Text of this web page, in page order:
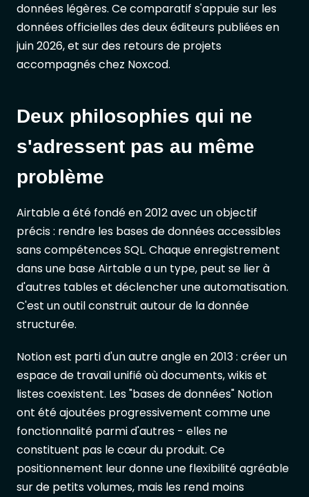
données légères. Ce comparatif s'appuie sur les
données officielles des deux éditeurs publiées en
juin 2026, et sur des retours de projets
accompagnés chez Noxcod.
Deux philosophies qui ne
s'adressent pas au même
problème
Airtable a été fondé en 2012 avec un objectif
précis : rendre les bases de données accessibles
sans compétences SQL. Chaque enregistrement
dans une base Airtable a un type, peut se lier à
d'autres tables et déclencher une automatisation.
C'est un outil construit autour de la donnée
structurée.
Notion est parti d'un autre angle en 2013 : créer un
espace de travail unifié où documents, wikis et
listes coexistent. Les "bases de données" Notion
ont été ajoutées progressivement comme une
fonctionnalité parmi d'autres - elles ne
constituent pas le cœur du produit. Ce
positionnement leur donne une flexibilité agréable
sur de petits volumes, mais les rend moins